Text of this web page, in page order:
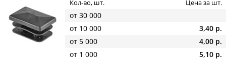
Кол-во, шт. Цена за шт.
от 30 000
от 10 000
3,40 р.
от 5 000
4,00 р.
от 1 000
5,10 р.